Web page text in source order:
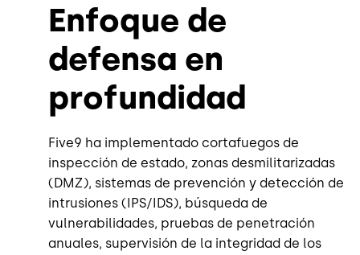
Enfoque de
defensa en
profundidad
Five9 ha implementado cortafuegos de
inspección de estado, zonas desmilitarizadas
(DMZ), sistemas de prevención y detección de
intrusiones (IPS/IDS), búsqueda de
vulnerabilidades, pruebas de penetración
anuales, supervisión de la integridad de los